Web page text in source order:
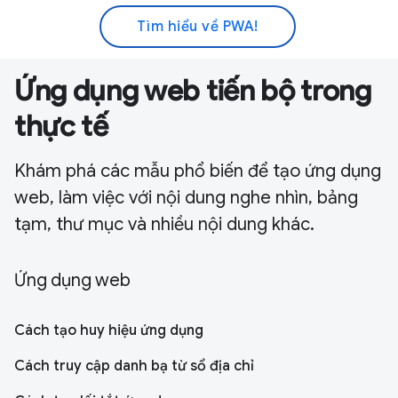
Tìm hiểu về PWA!
Ứng dụng web tiến bộ trong
thực tế
Khám phá các mẫu phổ biến để tạo ứng dụng
web, làm việc với nội dung nghe nhìn, bảng
tạm, thư mục và nhiều nội dung khác.
Ứng dụng web
Cách tạo huy hiệu ứng dụng
Cách truy cập danh bạ từ sổ địa chỉ